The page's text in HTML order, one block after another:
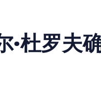
·杜罗夫